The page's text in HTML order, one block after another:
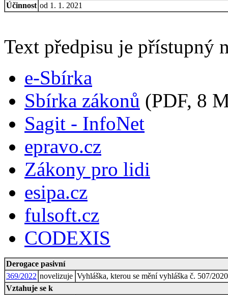
Účinnost od 1. 1. 2021
Text předpisu je přístupný
e-Sbírka
Sbírka zákonů (PDF, 8
Sagit - InfoNet
epravo.cz
Zákony pro lidi
esipa.cz
fulsoft.cz
CODEXIS
Derogace pasivní
369/2022 novelizuje Vyhláška, kterou se mění vyhláška č. 507/
Vztahuje se k